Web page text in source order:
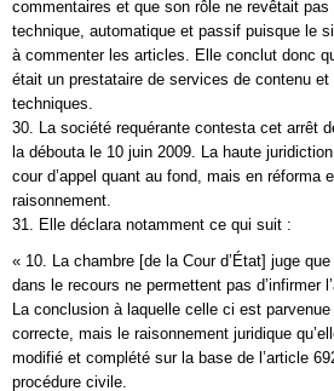
commentaires et que son rôle ne revêtait
technique, automatique et passif puisque le
à commenter les articles. Elle conclut donc
était un prestataire de services de contenu et
techniques.
30. La société requérante contesta cet arrêt
la débouta le 10 juin 2009. La haute
cour d’appel quant au fond, mais en réforma
raisonnement.
31. Elle déclara notamment ce qui suit :
« 10. La chambre [de la Cour d’État] juge
dans le recours ne permettent pas d’infirmer
La conclusion à laquelle celle ci est
correcte, mais le raisonnement juridique
modifié et complété sur la base de l’article
procédure civile.